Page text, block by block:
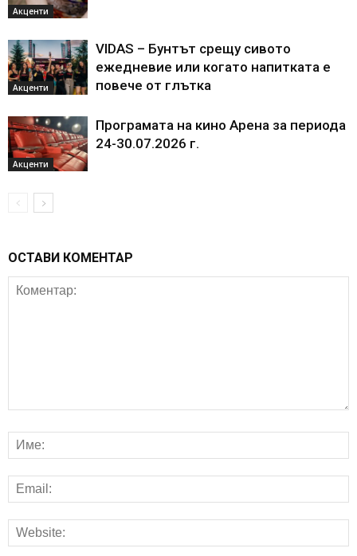
Акценти
Акценти
VIDAS – Бунтът срещу сивото
ежедневие или когато напитката е
повече от глътка
Акценти
Програмата на кино Арена за периода
24-30.07.2026 г.
ОСТАВИ КОМЕНТАР